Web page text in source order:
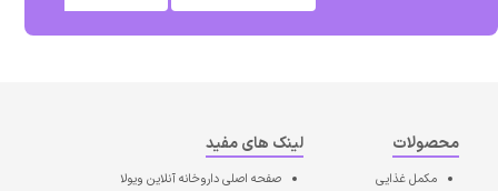
محصولات
مکمل غذایی
لینک های مفید
صفحه اصلیداروخانه آنلاین ویولا